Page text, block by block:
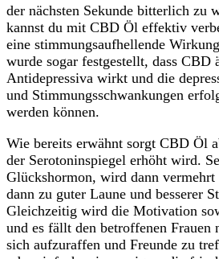
der nächsten Sekunde bitterlich zu
kannst du mit CBD Öl effektiv
eine stimmungsaufhellende
wurde sogar festgestellt, dass CBD
Antidepressiva wirkt und die
und Stimmungsschwankungen
werden können.
Wie bereits erwähnt sorgt CBD Öl
der Serotoninspiegel erhöht wird.
Glückshormon, wird dann vermehrt
dann zu guter Laune und besserer
Gleichzeitig wird die Motivation
und es fällt den betroffenen Frauen
sich aufzuraffen und Freunde zu